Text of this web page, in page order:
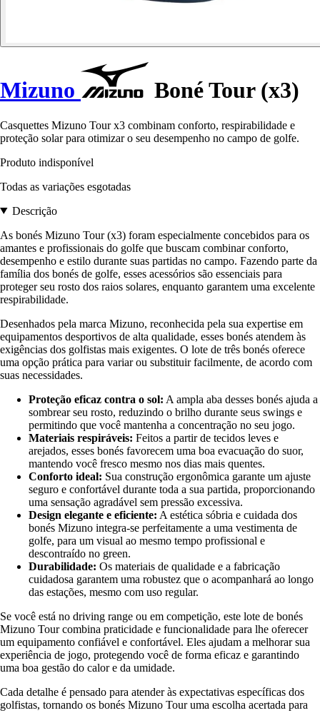
Mizuno Boné Tour (x3)
Casquettes Mizuno Tour x3 combinam conforto, respirabilidade e
proteção solar para otimizar o seu desempenho no campo de golfe.
Produto indisponível
Todas as variações esgotadas
Descrição
As bonés Mizuno Tour (x3) foram especialmente concebidos para os
amantes e profissionais do golfe que buscam combinar conforto,
desempenho e estilo durante suas partidas no campo. Fazendo parte da
família dos bonés de golfe, esses acessórios são essenciais para
proteger seu rosto dos raios solares, enquanto garantem uma excelente
respirabilidade.
Desenhados pela marca Mizuno, reconhecida pela sua expertise em
equipamentos desportivos de alta qualidade, esses bonés atendem às
exigências dos golfistas mais exigentes. O lote de três bonés oferece
uma opção prática para variar ou substituir facilmente, de acordo com
suas necessidades.
Proteção eficaz contra o sol: A ampla aba desses bonés ajuda a
sombrear seu rosto, reduzindo o brilho durante seus swings e
permitindo que você mantenha a concentração no seu jogo.
Materiais respiráveis: Feitos a partir de tecidos leves e
arejados, esses bonés favorecem uma boa evacuação do suor,
mantendo você fresco mesmo nos dias mais quentes.
Conforto ideal: Sua construção ergonômica garante um ajuste
seguro e confortável durante toda a sua partida, proporcionando
uma sensação agradável sem pressão excessiva.
Design elegante e eficiente: A estética sóbria e cuidada dos
bonés Mizuno integra-se perfeitamente a uma vestimenta de
golfe, para um visual ao mesmo tempo profissional e
descontraído no green.
Durabilidade: Os materiais de qualidade e a fabricação
cuidadosa garantem uma robustez que o acompanhará ao longo
das estações, mesmo com uso regular.
Se você está no driving range ou em competição, este lote de bonés
Mizuno Tour combina praticidade e funcionalidade para lhe oferecer
um equipamento confiável e confortável. Eles ajudam a melhorar sua
experiência de jogo, protegendo você de forma eficaz e garantindo
uma boa gestão do calor e da umidade.
Cada detalhe é pensado para atender às expectativas específicas dos
golfistas, tornando os bonés Mizuno Tour uma escolha acertada para